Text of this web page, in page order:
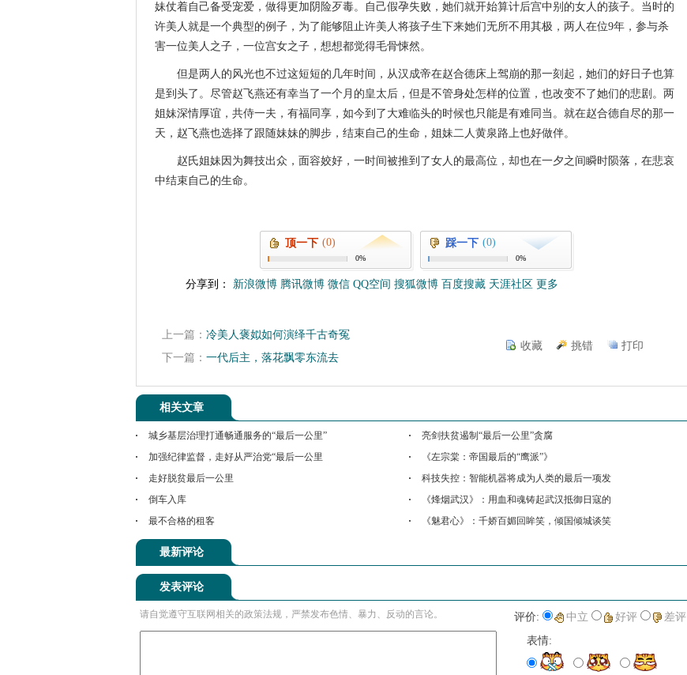
妹仗着自己备受宠爱，做得更加阴险歹毒。自己假孕失败，她们就开始算计后宫中别的女人的孩子。当时的
许美人就是一个典型的例子，为了能够阻止许美人将孩子生下来她们无所不用其极，两人在位9年，参与杀
害一位美人之子，一位宫女之子，想想都觉得毛骨悚然。
但是两人的风光也不过这短短的几年时间，从汉成帝在赵合德床上驾崩的那一刻起，她们的好日子也算
是到头了。尽管赵飞燕还有幸当了一个月的皇太后，但是不管身处怎样的位置，也改变不了她们的悲剧。两
姐妹深情厚谊，共侍一夫，有福同享，如今到了大难临头的时候也只能是有难同当。就在赵合德自尽的那一
天，赵飞燕也选择了跟随妹妹的脚步，结束自己的生命，姐妹二人黄泉路上也好做伴。
赵氏姐妹因为舞技出众，面容姣好，一时间被推到了女人的最高位，却也在一夕之间瞬时陨落，在悲哀
中结束自己的生命。
顶一下 (0)
0%
踩一下 (0)
0%
分享到： 新浪微博 腾讯微博 微信 QQ空间 搜狐微博 百度搜藏 天涯社区 更多
上一篇： 冷美人褒姒如何演绎千古奇冤
下一篇： 一代后主，落花飘零东流去
收藏 挑错 打印
相关文章
城乡基层治理打通畅通服务的“最后一公里”
亮剑扶贫遏制“最后一公里”贪腐
加强纪律监督，走好从严治党“最后一公里
《左宗棠：帝国最后的“鹰派”》
走好脱贫最后一公里
科技失控：智能机器将成为人类的最后一项发
倒车入库
《烽烟武汉》：用血和魂铸起武汉抵御日寇的
最不合格的租客
《魅君心》：千娇百媚回眸笑，倾国倾城谈笑
最新评论
发表评论
请自觉遵守互联网相关的政策法规，严禁发布色情、暴力、反动的言论。 评价: 中立 好评
差评
表情: